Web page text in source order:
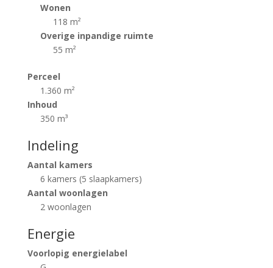
Wonen
118 m²
Overige inpandige ruimte
55 m²
Perceel
1.360 m²
Inhoud
350 m³
Indeling
Aantal kamers
6 kamers (5 slaapkamers)
Aantal woonlagen
2 woonlagen
Energie
Voorlopig energielabel